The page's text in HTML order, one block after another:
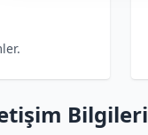
Bilgileri